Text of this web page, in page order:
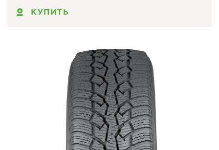
КУПИТЬ